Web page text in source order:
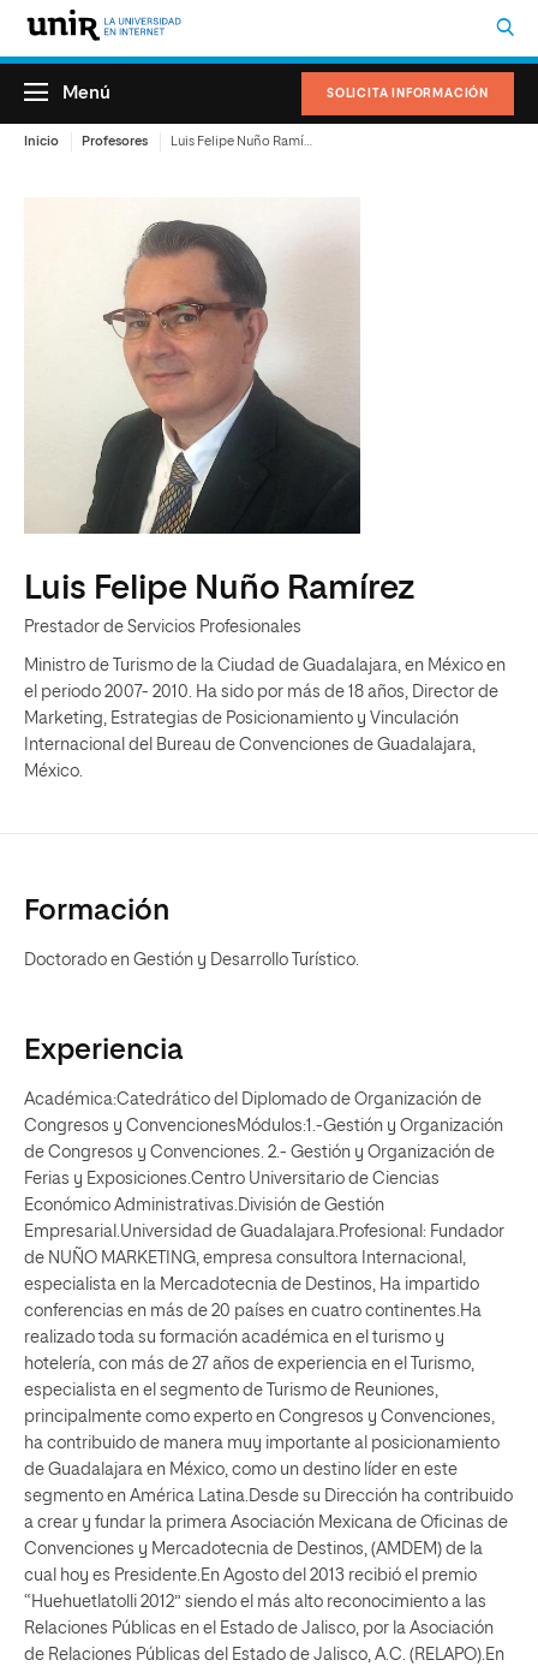
SOLICITA INFORMACIÓN
Menú
Inicio Profesores
Luis Felipe Nuño Ramírez
Prestador de Servicios Profesionales
Ministro de Turismo de la Ciudad de Guadalajara, en México en
el periodo 2007- 2010. Ha sido por más de 18 años, Director de
Marketing, Estrategias de Posicionamiento y Vinculación
Internacional del Bureau de Convenciones de Guadalajara,
México.
Formación
Doctorado en Gestión y Desarrollo Turístico.
Experiencia
Académica:Catedrático del Diplomado de Organización de
Congresos y ConvencionesMódulos:1.-Gestión y Organización
de Congresos y Convenciones. 2.- Gestión y Organización de
Ferias y Exposiciones.Centro Universitario de Ciencias
Económico Administrativas.División de Gestión
Empresarial.Universidad de Guadalajara.Profesional: Fundador
de NUÑO MARKETING, empresa consultora Internacional,
especialista en la Mercadotecnia de Destinos, Ha impartido
conferencias en más de 20 países en cuatro continentes.Ha
realizado toda su formación académica en el turismo y
hotelería, con más de 27 años de experiencia en el Turismo,
especialista en el segmento de Turismo de Reuniones,
principalmente como experto en Congresos y Convenciones,
ha contribuido de manera muy importante al posicionamiento
de Guadalajara en México, como un destino líder en este
segmento en América Latina.Desde su Dirección ha contribuido
a crear y fundar la primera Asociación Mexicana de Oficinas de
Convenciones y Mercadotecnia de Destinos, (AMDEM) de la
cual hoy es Presidente.En Agosto del 2013 recibió el premio
“Huehuetlatolli 2012” siendo el más alto reconocimiento a las
Relaciones Públicas en el Estado de Jalisco, por la Asociación
de Relaciones Públicas del Estado de Jalisco, A.C. (RELAPO).En